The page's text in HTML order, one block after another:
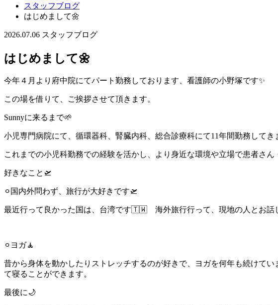
スタッフブログ
はじめまして🌼
2026.07.06 スタッフブログ
はじめまして🌼
今年４月より府中院にてパート勤務しております、看護師の小野塚です✨
この場を借りて、ご挨拶させて頂きます。
Sunnyに来るまで🌱
小児専門病院にて、循環器科、腎臓内科、総合診療科にて11年間勤務してき
これまでの小児科勤務での経験を活かし、より身近な環境や立場で患者さ
好きなこと🛫
⚪︎国内外問わず、旅行が大好きです🛫
最近行って良かった国は、台湾です🇹🇼 海外旅行行って、現地の人とお話
⚪︎ヨガ🧘
昔から身体を動かしたりストレッチするのが好きで、ヨガを何年も続けて
て寝ることができます。
最後に🌙